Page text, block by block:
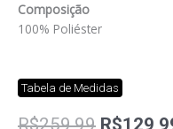
Composição
100% Poliéster
Tabela de Medidas
O